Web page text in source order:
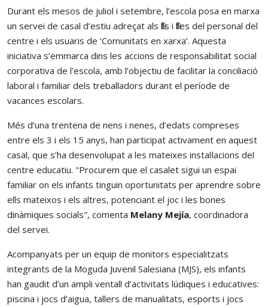
Durant els mesos de juliol i setembre, l’escola posa en marxa
un servei de casal d’estiu adreçat als fills i filles del personal del
centre i els usuaris de ‘Comunitats en xarxa’. Aquesta
iniciativa s’emmarca dins les accions de responsabilitat social
corporativa de l’escola, amb l’objectiu de facilitar la conciliació
laboral i familiar dels treballadors durant el període de
vacances escolars.
Més d’una trentena de nens i nenes, d’edats compreses
entre els 3 i els 15 anys, han participat activament en aquest
casal, que s’ha desenvolupat a les mateixes instal·lacions del
centre educatiu. "Procurem que el casalet sigui un espai
familiar on els infants tinguin oportunitats per aprendre sobre
ells mateixos i els altres, potenciant el joc i les bones
dinàmiques socials", comenta Melany Mejía, coordinadora
del servei.
Acompanyats per un equip de monitors especialitzats
integrants de la Moguda Juvenil Salesiana (MJS), els infants
han gaudit d’un ampli ventall d’activitats lúdiques i educatives:
piscina i jocs d’aigua, tallers de manualitats, esports i jocs